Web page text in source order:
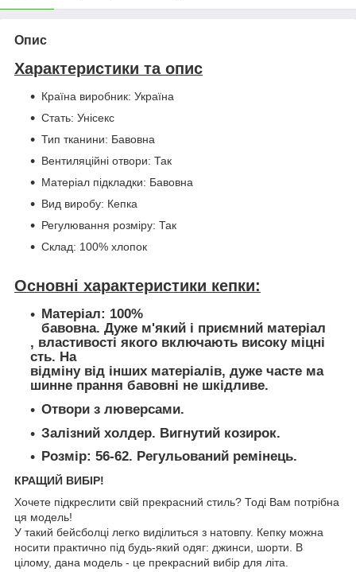
Опис
Характеристики та опис
Країна виробник: Україна
Стать: Унісекс
Тип тканини: Бавовна
Вентиляційні отвори: Так
Матеріал підкладки: Бавовна
Вид виробу: Кепка
Регулювання розміру: Так
Склад: 100% хлопок
Основні характеристики кепки:
Матеріал: 100%
бавовна. Дуже м'який і приємний матеріал
, властивості якого включають високу міцні
сть. На
відміну від інших матеріалів, дуже часте ма
шинне прання бавовні не шкідливе.
Отвори з люверсами.
Залізний холдер. Вигнутий козирок.
Розмір: 56-62. Регульований ремінець.
КРАЩИЙ ВИБІР!
Хочете підкреслити свій прекрасний стиль? Тоді Вам потрібна
ця модель!
У такий бейсболці легко виділиться з натовпу. Кепку можна
носити практично під будь-який одяг: джинси, шорти. В
цілому, дана модель - це прекрасний вибір для літа.